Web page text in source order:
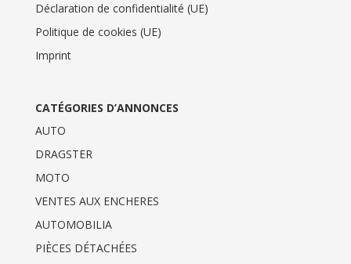
Déclaration de confidentialité (UE)
Politique de cookies (UE)
Imprint
CATÉGORIES D’ANNONCES
AUTO
DRAGSTER
MOTO
VENTES AUX ENCHERES
AUTOMOBILIA
PIÈCES DÉTACHÉES